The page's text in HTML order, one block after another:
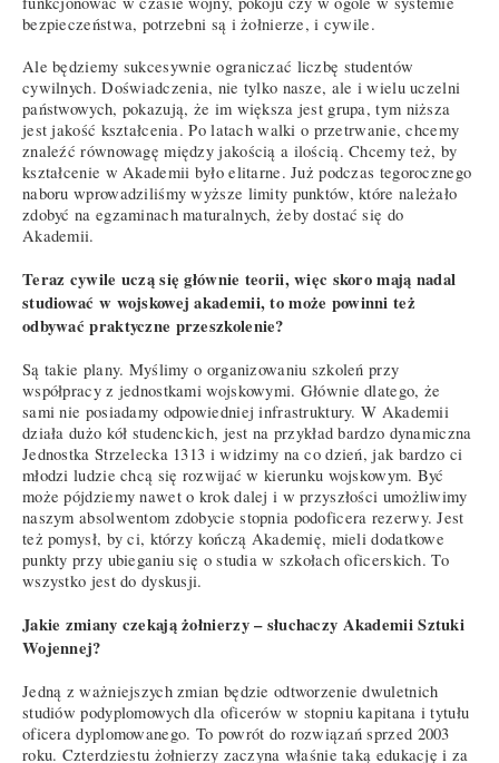
bezpieczeństwa, potrzebni są i żołnierze, i cywile.
Ale będziemy sukcesywnie ograniczać liczbę studentów
cywilnych. Doświadczenia, nie tylko nasze, ale i wielu uczelni
państwowych, pokazują, że im większa jest grupa, tym niższa
jest jakość kształcenia. Po latach walki o przetrwanie, chcemy
znaleźć równowagę między jakością a ilością. Chcemy też, by
kształcenie w Akademii było elitarne. Już podczas tegorocznego
naboru wprowadziliśmy wyższe limity punktów, które należało
zdobyć na egzaminach maturalnych, żeby dostać się do
Akademii.
Teraz cywile uczą się głównie teorii, więc skoro mają nadal
studiować w wojskowej akademii, to może powinni też
odbywać praktyczne przeszkolenie?
Są takie plany. Myślimy o organizowaniu szkoleń przy
współpracy z jednostkami wojskowymi. Głównie dlatego, że
sami nie posiadamy odpowiedniej infrastruktury. W Akademii
działa dużo kół studenckich, jest na przykład bardzo dynamiczna
Jednostka Strzelecka 1313 i widzimy na co dzień, jak bardzo ci
młodzi ludzie chcą się rozwijać w kierunku wojskowym. Być
może pójdziemy nawet o krok dalej i w przyszłości umożliwimy
naszym absolwentom zdobycie stopnia podoficera rezerwy. Jest
też pomysł, by ci, którzy kończą Akademię, mieli dodatkowe
punkty przy ubieganiu się o studia w szkołach oficerskich. To
wszystko jest do dyskusji.
Jakie zmiany czekają żołnierzy – słuchaczy Akademii Sztuki
Wojennej?
Jedną z ważniejszych zmian będzie odtworzenie dwuletnich
studiów podyplomowych dla oficerów w stopniu kapitana i tytułu
oficera dyplomowanego. To powrót do rozwiązań sprzed 2003
roku. Czterdziestu żołnierzy zaczyna właśnie taką edukację i za